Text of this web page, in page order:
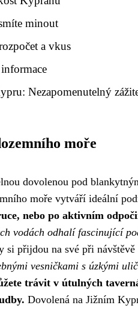
minout
a vkus
Nezapomenutelný
moře
dovolenou pod
moře vytváří ideální
nebo po aktivním
vodách odhalí fascinující
přijdou na své při
vesničkami s úzkými
trávit v útulných
Dovolená na Jižním